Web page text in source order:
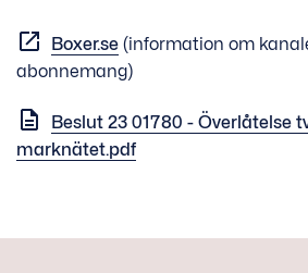
Boxer.se (information om
abonnemang)
Beslut 23 01780 - Överlåtelse
marknätet.pdf